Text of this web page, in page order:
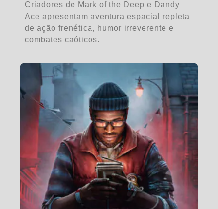
Criadores de Mark of the Deep e Dandy
Ace apresentam aventura espacial repleta
de ação frenética, humor irreverente e
combates caóticos.